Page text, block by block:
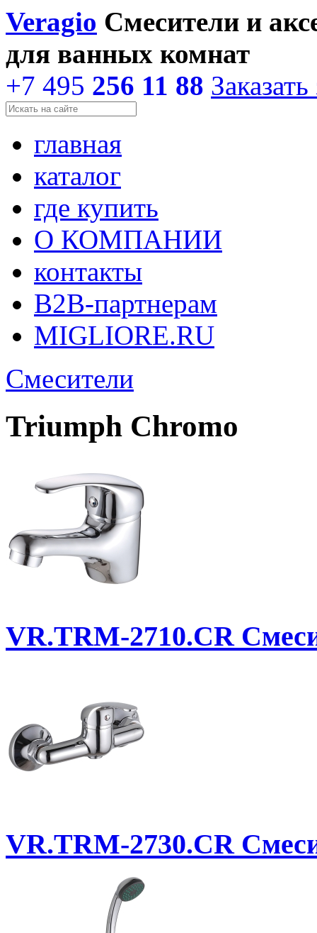
Veragio Смесители и
для ванных комнат
+7 495 256 11 88
главная
каталог
где купить
О КОМПАНИИ
контакты
В2В-партнерам
MIGLIORE.RU
Смесители
Triumph Chromo
VR.TRM-2710.CR
VR.TRM-2730.CR